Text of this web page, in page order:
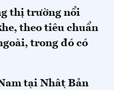
thị trường nổi
theo tiêu chuẩn
trong đó có
tại Nhật Bản